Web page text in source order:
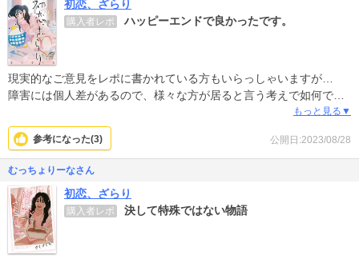
ょうか？ 初恋、ざらり
購入者レポ ハッピーエンドで良かったです。
現実的なご意見をレポに書かれている方もいらっしゃいますが…
障害には個人差があるので、様々な方が居ると言う考えで如何でし
ょうか？そもそも有紗ちゃんのお母様もお祖母様も何か特性があり
そうな感じですよね…。そう思うと、素敵な人に出会えた有紗ちゃ
んは良かったです。
ちなみにちゃんと家族が良い関係でしたら、有紗ちゃんみたいな子
には育たないですね。
私にも軽度知的障害の知り合いがいましたが、私が妊娠した時に
「赤ちゃんを産んで育てる事は難しい。」と心配のメールをもらい
ました。その子は朝が不自由な彼氏がいましたが、結婚には慎重で
もっと見る▼
公開日:2023/08/28
参考になった(3)
むっちょりーなさん
初恋、ざらり
購入者レポ 決して特殊ではない物語